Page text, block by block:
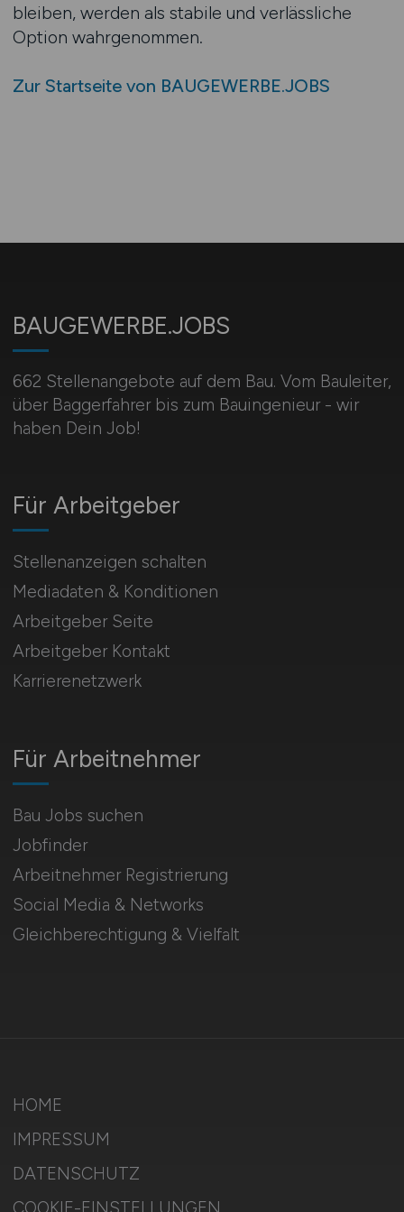
bleiben, werden als stabile und verlässliche
Option wahrgenommen.
Zur Startseite von BAUGEWERBE.JOBS
BAUGEWERBE.JOBS
662 Stellenangebote auf dem Bau. Vom Bauleiter,
über Baggerfahrer bis zum Bauingenieur - wir
haben Dein Job!
Für Arbeitnehmer
Bau Jobs suchen
Jobfinder
Arbeitnehmer Registrierung
Social Media & Networks
Gleichberechtigung & Vielfalt
Für Arbeitgeber
Stellenanzeigen schalten
Mediadaten & Konditionen
Arbeitgeber Seite
Arbeitgeber Kontakt
Karrierenetzwerk
HOME
IMPRESSUM
DATENSCHUTZ